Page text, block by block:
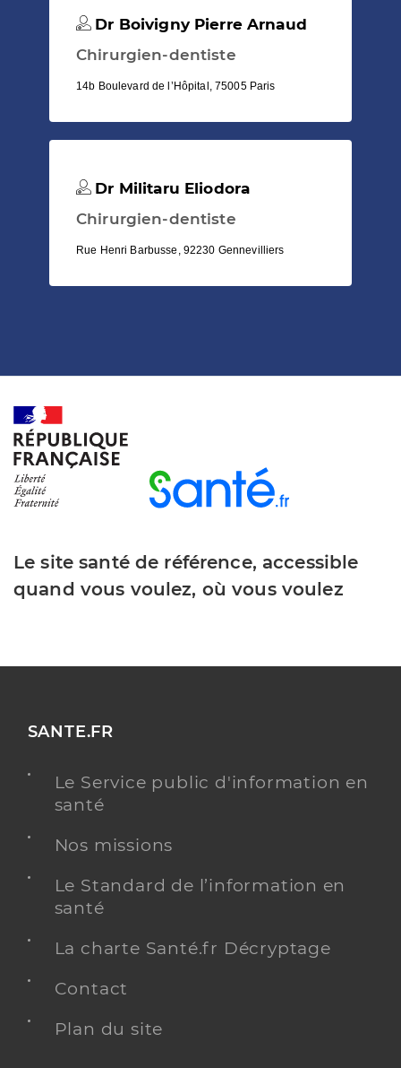
Dr Boivigny Pierre Arnaud
Chirurgien-dentiste
14b Boulevard de l’Hôpital, 75005 Paris
Dr Militaru Eliodora
Chirurgien-dentiste
Rue Henri Barbusse, 92230 Gennevilliers
Le site santé de référence, accessible
quand vous voulez, où vous voulez
SANTE.FR
Le Service public d'information en
santé
Nos missions
Le Standard de l’information en
santé
La charte Santé.fr Décryptage
Contact
Plan du site